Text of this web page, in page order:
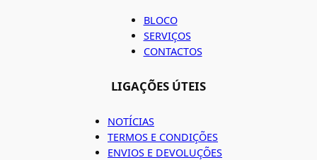
BLOCO
SERVIÇOS
CONTACTOS
LIGAÇÕES ÚTEIS
NOTÍCIAS
TERMOS E CONDIÇÕES
ENVIOS E DEVOLUÇÕES